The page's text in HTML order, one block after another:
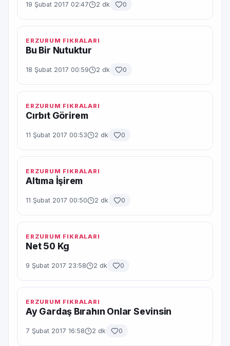
19 Şubat 2017 02:47 2 dk 0
ERZURUM FIKRALARI
Bu Bir Nutuktur
18 Şubat 2017 00:59 2 dk 0
ERZURUM FIKRALARI
Cırbıt Görirem
11 Şubat 2017 00:53 2 dk 0
ERZURUM FIKRALARI
Altıma İşirem
11 Şubat 2017 00:50 2 dk 0
ERZURUM FIKRALARI
Net 50 Kg
9 Şubat 2017 23:58 2 dk 0
ERZURUM FIKRALARI
Ay Gardaş Bırahın Onlar Sevinsin
7 Şubat 2017 16:58 2 dk 0